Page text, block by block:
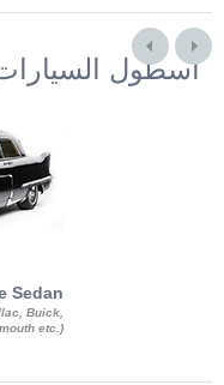
أسطول
Sedan
Buick,
etc.)